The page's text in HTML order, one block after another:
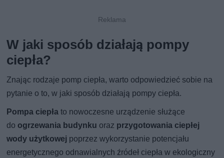
W jaki sposób działają pompy
ciepła?
Znając rodzaje pomp ciepła, warto odpowiedzieć sobie na
pytanie o to, w jaki sposób działają pompy ciepła.
Pompa ciepła to nowoczesne urządzenie służące
do ogrzewania budynku oraz przygotowania ciepłej
wody użytkowej poprzez wykorzystanie potencjału
energetycznego odnawialnych źródeł ciepła w ekologiczny